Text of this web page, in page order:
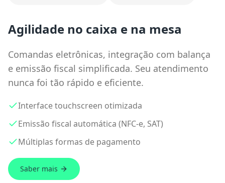
Agilidade no caixa e na mesa
Comandas eletrônicas, integração com balança
e emissão fiscal simplificada. Seu atendimento
nunca foi tão rápido e eficiente.
Interface touchscreen otimizada
Emissão fiscal automática (NFC-e, SAT)
Múltiplas formas de pagamento
Saber mais